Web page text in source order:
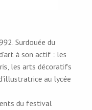
Surdouée du
à son actif : les
les arts décoratifs
au lycée
du festival